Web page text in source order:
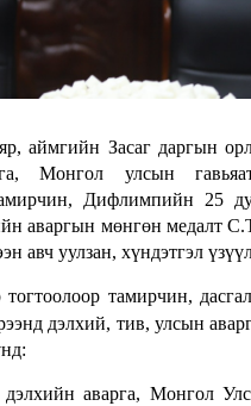
аймгийн Засаг даргын
Монгол улсын
Дифлимпийн 25
аваргын мөнгөн медалт
авч уулзан, хүндэтгэл
тамирчин,
дэлхий, тив, улсын
аварга, Монгол